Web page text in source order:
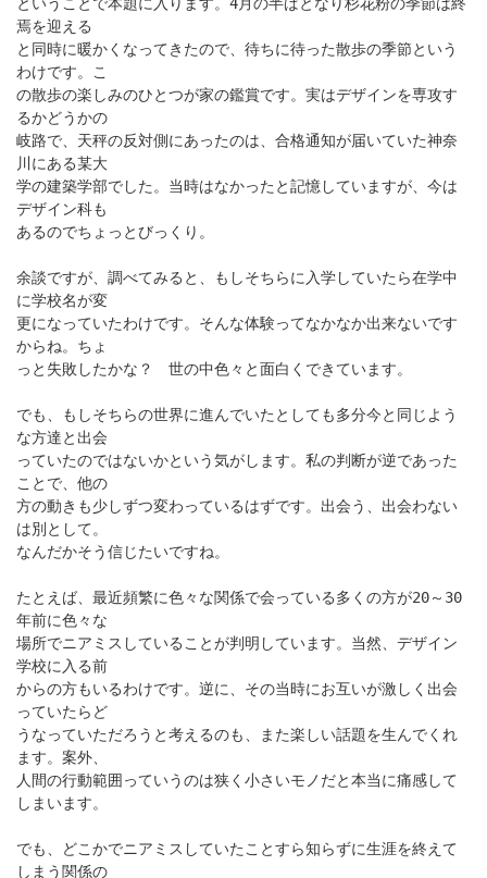
焉を迎える
と同時に暖かくなってきたので、待ちに待った散歩の季節という
わけです。こ
の散歩の楽しみのひとつが家の鑑賞です。実はデザインを専攻す
るかどうかの
岐路で、天秤の反対側にあったのは、合格通知が届いていた神奈
川にある某大
学の建築学部でした。当時はなかったと記憶していますが、今は
デザイン科も
あるのでちょっとびっくり。
余談ですが、調べてみると、もしそちらに入学していたら在学中
に学校名が変
更になっていたわけです。そんな体験ってなかなか出来ないです
からね。ちょ
っと失敗したかな？ 世の中色々と面白くできています。
でも、もしそちらの世界に進んでいたとしても多分今と同じよう
な方達と出会
っていたのではないかという気がします。私の判断が逆であった
ことで、他の
方の動きも少しずつ変わっているはずです。出会う、出会わない
は別として。
なんだかそう信じたいですね。
たとえば、最近頻繁に色々な関係で会っている多くの方が20～30
年前に色々な
場所でニアミスしていることが判明しています。当然、デザイン
学校に入る前
からの方もいるわけです。逆に、その当時にお互いが激しく出会
っていたらど
うなっていただろうと考えるのも、また楽しい話題を生んでくれ
ます。案外、
人間の行動範囲っていうのは狭く小さいモノだと本当に痛感して
しまいます。
でも、どこかでニアミスしていたことすら知らずに生涯を終えて
しまう関係の